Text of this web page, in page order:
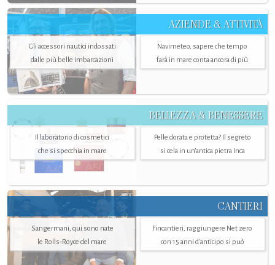
AZIENDE & ATTIVITÀ
Gli accessori nautici indossati
dalle più belle imbarcazioni
Navimeteo, sapere che tempo
farà in mare conta ancora di più
BELLEZZA & BENESSERE
Il laboratorio di cosmetici
che si specchia in mare
Pelle dorata e protetta? Il segreto
si cela in un’antica pietra Inca
CANTIERI
Sangermani, qui sono nate
le Rolls-Royce del mare
Fincantieri, raggiungere Net zero
con 15 anni d'anticipo si può